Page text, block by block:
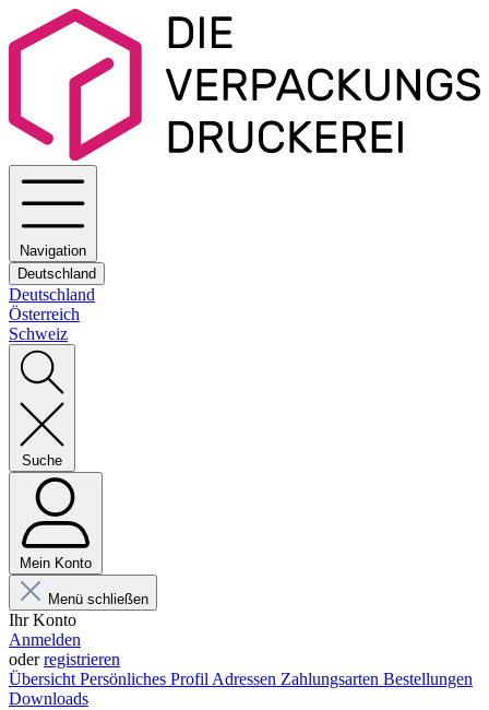
Navigation
Deutschland
Deutschland
Österreich
Schweiz
Suche
Mein Konto
Menü schließen
Ihr Konto
Anmelden
oderregistrieren
Übersicht Persönliches Profil Adressen Zahlungsarten Bestellungen
Downloads